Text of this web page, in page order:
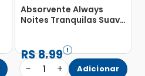
Absorvente Always
Noites Tranquilas Suave
R$8,99
− 1 + Adicionar